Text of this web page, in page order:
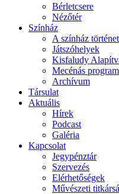
Bérletcsere
Nézőtér
Színház
A színház
Játszóhelyek
Kisfaludy
Mecénás program
Archívum
Társulat
Aktuális
Hírek
Podcast
Galéria
Kapcsolat
Jegypénztár
Szervezés
Elérhetőségek
Művészeti